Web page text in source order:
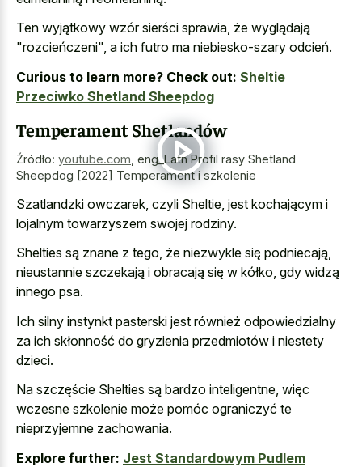
Ten wyjątkowy wzór sierści sprawia, że wyglądają
"rozcieńczeni", a ich futro ma niebiesko-szary odcień.
Curious to learn more? Check out: Sheltie
Przeciwko Shetland Sheepdog
Temperament Shetlandów
Źródło: youtube.com eng_Latn Profil rasy Shetland
Sheepdog [2022] Temperament i szkolenie
Szatlandzki owczarek, czyli Sheltie, jest kochającym i
lojalnym towarzyszem swojej rodziny.
Shelties są znane z tego, że niezwykle się podniecają,
nieustannie szczekają i obracają się w kółko, gdy widzą
innego psa.
Ich silny instynkt pasterski jest również odpowiedzialny
za ich skłonność do gryzienia przedmiotów i niestety
dzieci.
Na szczęście Shelties są bardzo inteligentne, więc
wczesne szkolenie może pomóc ograniczyć te
nieprzyjemne zachowania.
Explore further: Jest Standardowym Pudlem